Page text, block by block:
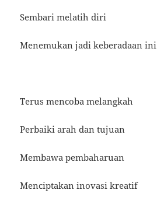
Sembari melatih diri
Menemukan jadi keberadaan ini
Terus mencoba melangkah
Perbaiki arah dan tujuan
Membawa pembaharuan
Menciptakan inovasi kreatif